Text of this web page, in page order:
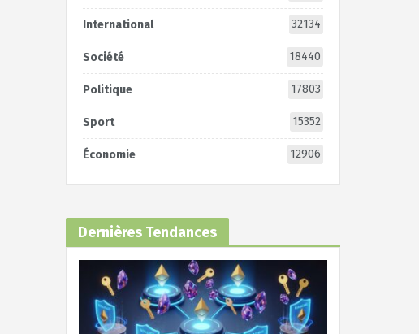
International 32134
Société 18440
Politique 17803
Sport 15352
Économie 12906
Dernières Tendances